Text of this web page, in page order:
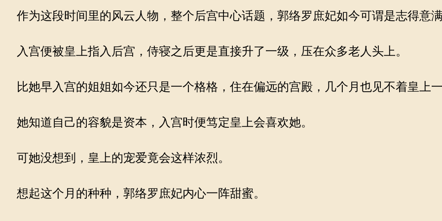
作为这段时间里的风云人物，整个后宫中心话题，郭络罗庶妃如今可谓是志得意满
入宫便被皇上指入后宫，侍寝之后更是直接升了一级，压在众多老人头上。
比她早入宫的姐姐如今还只是一个格格，住在偏远的宫殿，几个月也见不着皇上一
她知道自己的容貌是资本，入宫时便笃定皇上会喜欢她。
可她没想到，皇上的宠爱竟会这样浓烈。
想起这个月的种种，郭络罗庶妃内心一阵甜蜜。